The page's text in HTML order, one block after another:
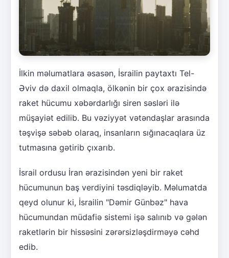
İlkin məlumatlara əsasən, İsrailin paytaxtı Tel-
Əviv də daxil olmaqla, ölkənin bir çox ərazisində
raket hücumu xəbərdarlığı siren səsləri ilə
müşayiət edilib. Bu vəziyyət vətəndaşlar arasında
təşvişə səbəb olaraq, insanların sığınacaqlara üz
tutmasına gətirib çıxarıb.
İsrail ordusu İran ərazisindən yeni bir raket
hücumunun baş verdiyini təsdiqləyib. Məlumatda
qeyd olunur ki, İsrailin "Dəmir Günbəz" hava
hücumundan müdafiə sistemi işə salınıb və gələn
raketlərin bir hissəsini zərərsizləşdirməyə cəhd
edib.